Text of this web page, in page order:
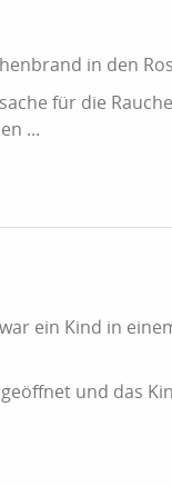
in den
für die
...
ein Kind in
und das